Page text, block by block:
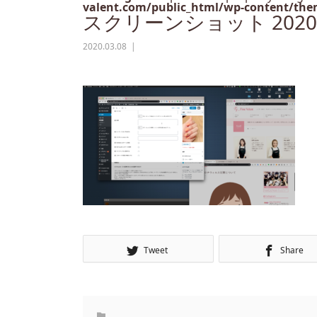
valent.com/public_html/wp-content/
スクリーンショット
2020.03.08
Tweet Share